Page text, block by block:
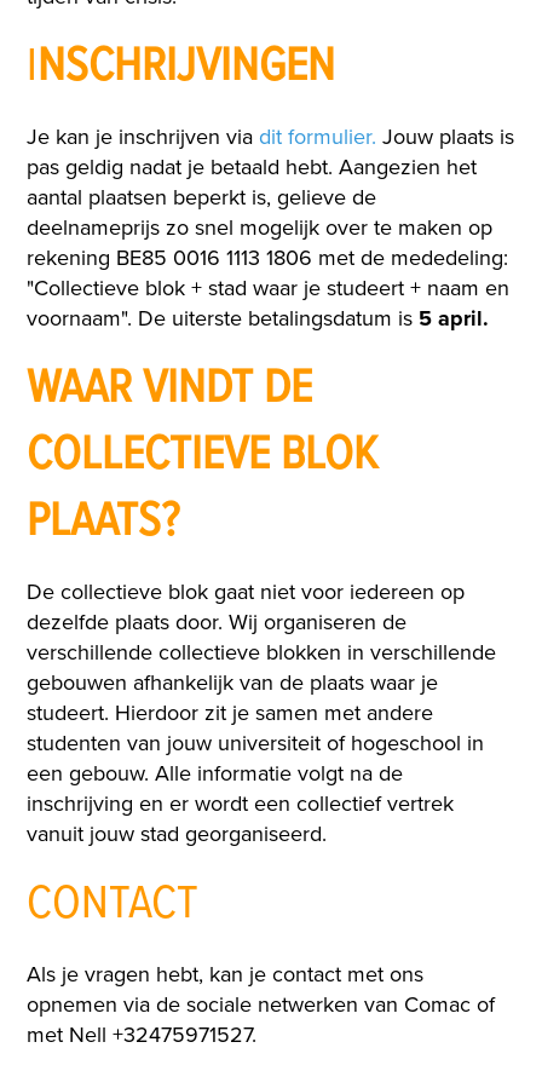
INSCHRIJVINGEN
Je kan je inschrijven viadit formulier. Jouw plaats is
pas geldig nadat je betaald hebt. Aangezien het
aantal plaatsen beperkt is, gelieve de
deelnameprijs zo snel mogelijk over te maken op
rekening BE85 0016 1113 1806 met de mededeling:
"Collectieve blok + stad waar je studeert + naam en
voornaam". De uiterste betalingsdatum is 5 april.
WAAR VINDT DE
COLLECTIEVE BLOK
PLAATS?
De collectieve blok gaat niet voor iedereen op
dezelfde plaats door. Wij organiseren de
verschillende collectieve blokken in verschillende
gebouwen afhankelijk van de plaats waar je
studeert. Hierdoor zit je samen met andere
studenten van jouw universiteit of hogeschool in
een gebouw. Alle informatie volgt na de
inschrijving en er wordt een collectief vertrek
vanuit jouw stad georganiseerd.
CONTACT
Als je vragen hebt, kan je contact met ons
opnemen via de sociale netwerken van Comac of
met Nell +32475971527.